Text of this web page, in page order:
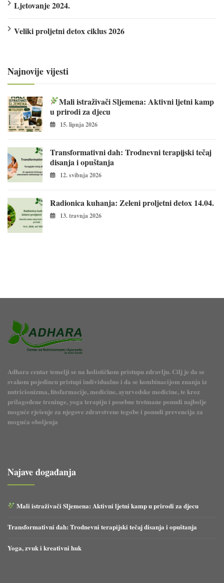
Ljetovanje 2024.
Veliki proljetni detox ciklus 2026
Najnovije vijesti
Mali istraživači Sljemena: Aktivni ljetni kamp
u prirodi za djecu
15. lipnja 2026
Transformativni dah: Trodnevni terapijski tečaj
disanja i opuštanja
12. svibnja 2026
Radionica kuhanja: Zeleni proljetni detox 14.04.
13. travnja 2026
Adhara centar temelji se na holističkom pristupu zdravlju. Cilj je da se
svakom pojedincu pristupi individualno i da se kombinacijom znanja iz
nutricionizma, fitofarmacije, medicine, ayurvedske medicine, te kroz
prilagođene treninge, yoga terapiju i posebne tretmane ponudi najbolje
moguće rješenje za njegove zdravstvene tegobe i ponudi prevencija za
moguća oboljenja
Najave događanja
Mali istraživači Sljemena: Aktivni ljetni kamp u prirodi za djecu
Transformativni dah: Trodnevni terapijski tečaj disanja i opuštanja
Yoga, zvuk i kreativni huk